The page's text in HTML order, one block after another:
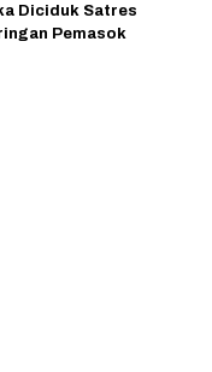
Diciduk Satres
Pemasok